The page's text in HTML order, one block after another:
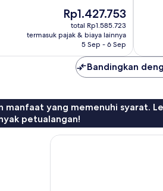
Harga
sekarang
Rp1.427.753
Rp1.427.753
total Rp1.585.723
termasuk pajak & biaya lainnya
5 Sep - 6 Sep
Bandingkan
manfaat yang memenuhi syarat.
petualangan!